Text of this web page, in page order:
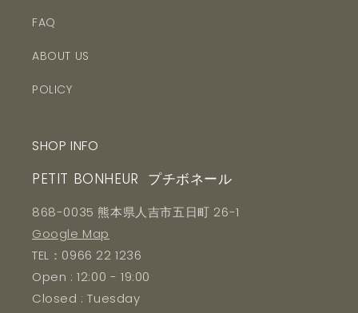
FAQ
ABOUT US
POLICY
SHOP INFO
PETIT BONHEUR プチボネール
868-0035 熊本県人吉市五日町 26-1
Google Map
TEL：0966 22 1236
Open : 12:00 - 19:00
Closed : Tuesday